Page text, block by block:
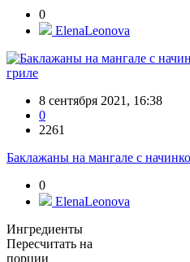
0
ElenaLeonova
гриле
8 сентября 2021, 16:38
0
2261
Баклажаны на мангале с
0
ElenaLeonova
Ингредиенты
Пересчитать на
порции